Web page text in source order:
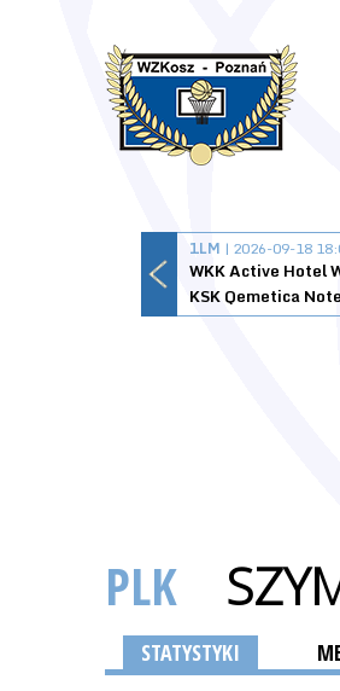
1LM | 2026-09-18
WKK Active Hotel
PLK
STATYSTYKI